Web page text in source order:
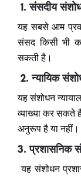
1. संसदीय
यह सबसे आम
संसद किसी भी
सकती है।
2. न्यायिक
यह संशोधन
व्याख्या कर सकते
अनुरूप है या नहीं।
3. प्रशासनिक
यह संशोधन